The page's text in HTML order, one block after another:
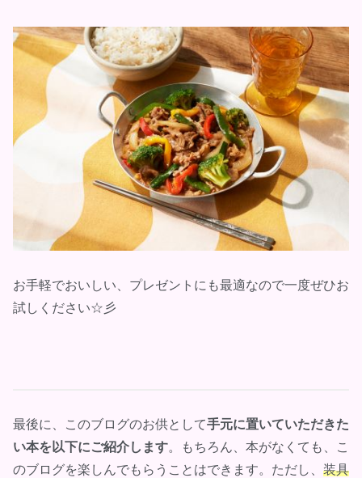
お手軽でおいしい、プレゼントにも最適なので一度ぜひお
試しください☆彡
最後に、このブログのお供として手元に置いていただきた
い本を以下にご紹介します。もちろん、本がなくても、こ
のブログを楽しんでもらうことはできます。ただし、 装具